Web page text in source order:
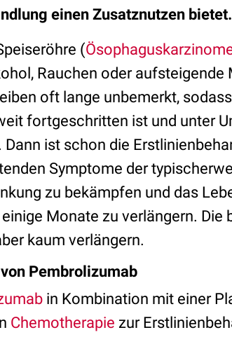
einen Zusatznutzen bietet.
(
Rauchen oder aufsteigende
oft lange unbemerkt,
fortgeschritten ist und unter
Dann ist schon die
Symptome der
zu bekämpfen und das
Monate zu verlängern. Die
kaum verlängern.
Pembrolizumab
in Kombination mit einer
Chemotherapie zur